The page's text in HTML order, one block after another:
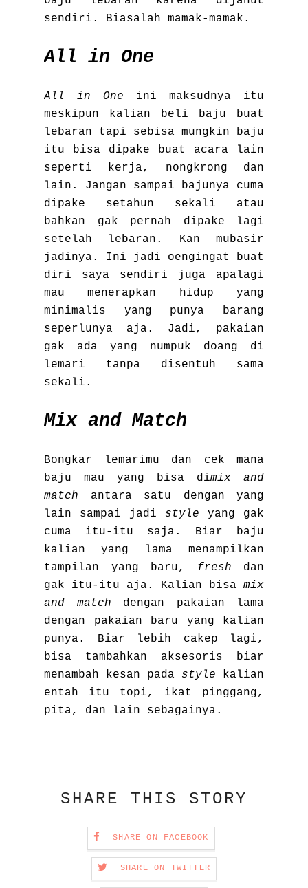
sendiri. Biasalah mamak-mamak.
All in One
All in One ini maksudnya itu
meskipun kalian beli baju buat
lebaran tapi sebisa mungkin baju
itu bisa dipake buat acara lain
seperti kerja, nongkrong dan
lain. Jangan sampai bajunya cuma
dipake setahun sekali atau
bahkan gak pernah dipake lagi
setelah lebaran. Kan mubasir
jadinya. Ini jadi oengingat buat
diri saya sendiri juga apalagi
mau menerapkan hidup yang
minimalis yang punya barang
seperlunya aja. Jadi, pakaian
gak ada yang numpuk doang di
lemari tanpa disentuh sama
sekali.
Mix and Match
Bongkar lemarimu dan cek mana
baju mau yang bisa dimix and
match antara satu dengan yang
lain sampai jadi style yang gak
cuma itu-itu saja. Biar baju
kalian yang lama menampilkan
tampilan yang baru, fresh dan
gak itu-itu aja. Kalian bisa mix
and match dengan pakaian lama
dengan pakaian baru yang kalian
punya. Biar lebih cakep lagi,
bisa tambahkan aksesoris biar
menambah kesan pada style kalian
entah itu topi, ikat pinggang,
pita, dan lain sebagainya.
SHARE THIS STORY
SHARE ON FACEBOOK
SHARE ON TWITTER